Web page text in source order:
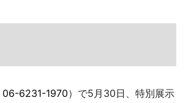
06-6231-1970）で5月30日、特別展示